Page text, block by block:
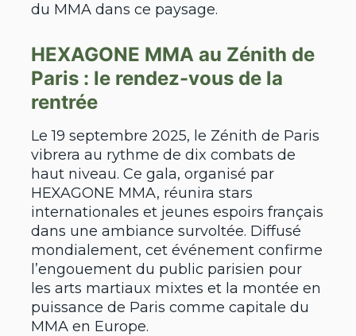
du MMA dans ce paysage.
HEXAGONE MMA au Zénith de
Paris : le rendez-vous de la
rentrée
Le 19 septembre 2025, le Zénith de Paris
vibrera au rythme de dix combats de
haut niveau. Ce gala, organisé par
HEXAGONE MMA, réunira stars
internationales et jeunes espoirs français
dans une ambiance survoltée. Diffusé
mondialement, cet événement confirme
l’engouement du public parisien pour
les arts martiaux mixtes et la montée en
puissance de Paris comme capitale du
MMA en Europe.